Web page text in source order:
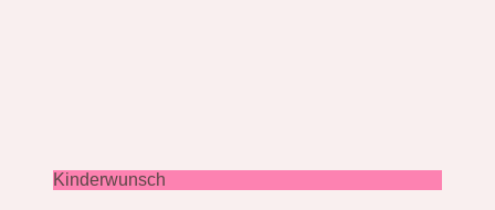
Kinderwunsch